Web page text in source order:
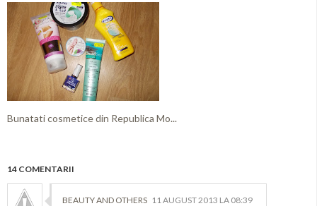
Bunatati cosmetice din Republica Mo...
14 COMENTARII
BEAUTY AND OTHERS 11 AUGUST 2013 LA 08:39